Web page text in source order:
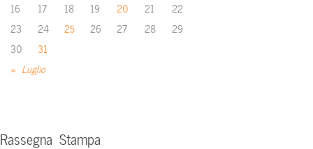
« Luglio
16
17 18 19 20 21
22
23
24 25 26 27 28
29
30
31
Rassegna Stampa